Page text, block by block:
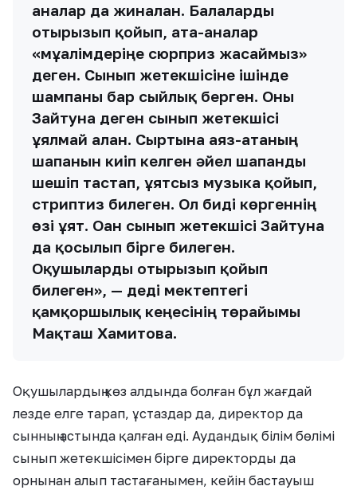
аналар да жиналған. Балаларды
отырғызып қойып, ата-аналар
«мұғалімдеріңе сюрприз жасаймыз»
деген. Сынып жетекшісіне ішінде
шампаны бар сыйлық берген. Оны
Зайтуна деген сынып жетекшісі
ұялмай алған. Сыртына аяз-атаның
шапанын киіп келген әйел шапанды
шешіп тастап, ұятсыз музыка қойып,
стриптиз билеген. Ол биді көргеннің
өзі ұят. Оған сынып жетекшісі Зайтуна
да қосылып бірге билеген.
Оқушыларды отырғызып қойып
билеген», — деді мектептегі
қамқоршылық кеңесінің төрайымы
Мақташ Хамитова.
Оқушылардың көз алдында болған бұл жағдай
лезде елге тарап, ұстаздар да, директор да
сынның астында қалған еді. Аудандық білім бөлімі
сынып жетекшісімен бірге директорды да
орнынан алып тастағанымен, кейін бастауыш